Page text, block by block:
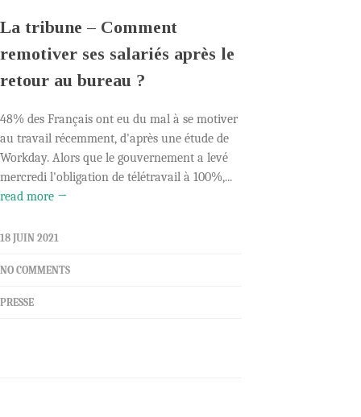
La tribune – Comment
remotiver ses salariés après le
retour au bureau ?
48% des Français ont eu du mal à se motiver
au travail récemment, d'après une étude de
Workday. Alors que le gouvernement a levé
mercredi l'obligation de télétravail à 100%,...
read more →
18 JUIN 2021
NO COMMENTS
PRESSE